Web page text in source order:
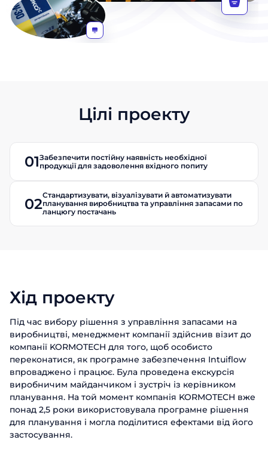
Цілі проекту
01Забезпечити постійну наявність необхідної
продукції для задоволення вхідного попиту
02Стандартизувати, візуалізувати й автоматизувати
планування виробництва та управління запасами по
ланцюгу постачань
Хід проекту
Під час вибору рішення з управління запасами на
виробництві, менеджмент компанії здійснив візит до
компанії KORMOTECH для того, щоб особисто
переконатися, як програмне забезпечення Intuiflow
впроваджено і працює. Була проведена екскурсія
виробничим майданчиком і зустріч із керівником
планування. На той момент компанія KORMOTECH вже
понад 2,5 роки використовувала програмне рішення
для планування і могла поділитися ефектами від його
застосування.